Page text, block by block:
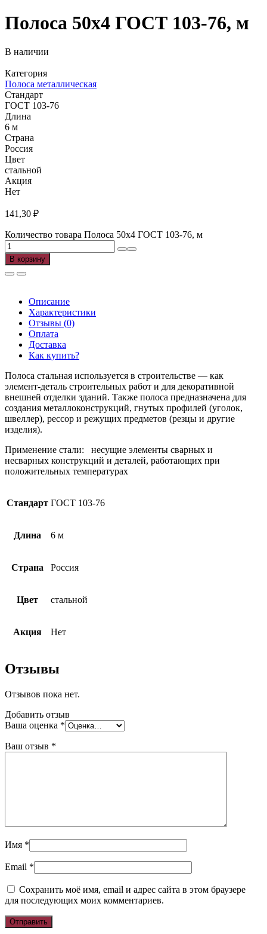
Полоса 50х4 ГОСТ 103-76, м
В наличии
Категория
Полоса металлическая
Стандарт
ГОСТ 103-76
Длина
6 м
Страна
Россия
Цвет
стальной
Акция
Нет
141,30 ₽
Количество товара Полоса 50х4 ГОСТ 103-76, м
В корзину
Описание
Характеристики
Отзывы (0)
Оплата
Доставка
Как купить?
Полоса стальная используется в строительстве — как
элемент-деталь строительных работ и для декоративной
внешней отделки зданий. Также полоса предназначена для
создания металлоконструкций, гнутых профилей (уголок,
швеллер), рессор и режущих предметов (резцы и другие
изделия).
Применение стали: несущие элементы сварных и
несварных конструкций и деталей, работающих при
положительных температурах
Стандарт ГОСТ 103-76
Длина 6 м
Страна Россия
Цвет стальной
Акция Нет
Отзывы
Отзывов пока нет.
Добавить отзыв
Ваша оценка *
Ваш отзыв *
Имя *
Email *
Сохранить моё имя, email и адрес сайта в этом браузере
для последующих моих комментариев.